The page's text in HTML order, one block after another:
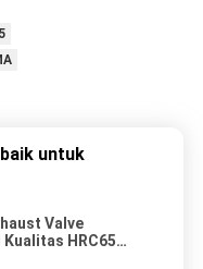
untuk
Valve
Kualitas HRC65